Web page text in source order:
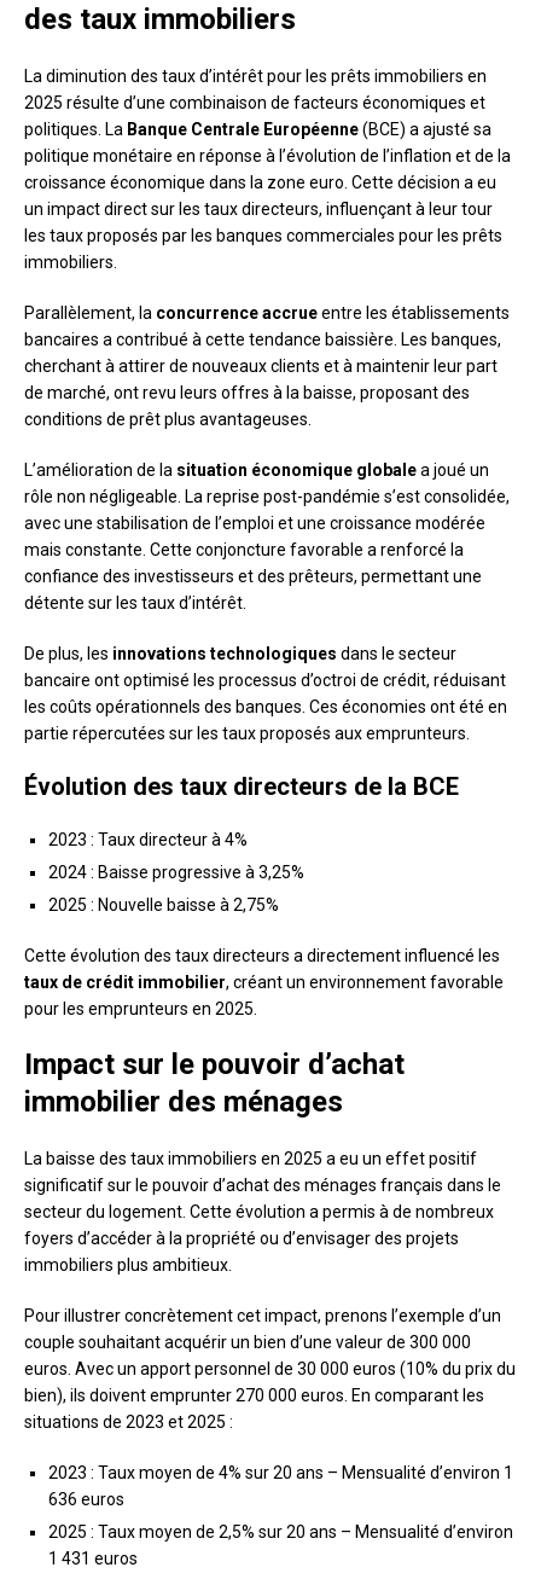
des taux immobiliers
La diminution des taux d’intérêt pour les prêts immobiliers en
2025 résulte d’une combinaison de facteurs économiques et
politiques. La Banque Centrale Européenne(BCE) a ajusté sa
politique monétaire en réponse à l’évolution de l’inflation et de la
croissance économique dans la zone euro. Cette décision a eu
un impact direct sur les taux directeurs, influençant à leur tour
les taux proposés par les banques commerciales pour les prêts
immobiliers.
Parallèlement, la concurrence accrueentre les établissements
bancaires a contribué à cette tendance baissière. Les banques,
cherchant à attirer de nouveaux clients et à maintenir leur part
de marché, ont revu leurs offres à la baisse, proposant des
conditions de prêt plus avantageuses.
L’amélioration de la situation économique globalea joué un
rôle non négligeable. La reprise post-pandémie s’est consolidée,
avec une stabilisation de l’emploi et une croissance modérée
mais constante. Cette conjoncture favorable a renforcé la
confiance des investisseurs et des prêteurs, permettant une
détente sur les taux d’intérêt.
De plus, les innovations technologiques dans le secteur
bancaire ont optimisé les processus d’octroi de crédit, réduisant
les coûts opérationnels des banques. Ces économies ont été en
partie répercutées sur les taux proposés aux emprunteurs.
Évolution des taux directeurs de la BCE
2023 : Taux directeur à 4%
2024 : Baisse progressive à 3,25%
2025 : Nouvelle baisse à 2,75%
Cette évolution des taux directeurs a directement influencé les
taux de crédit immobilier, créant un environnement favorable
pour les emprunteurs en 2025.
Impact sur le pouvoir d’achat
immobilier des ménages
La baisse des taux immobiliers en 2025 a eu un effet positif
significatif sur le pouvoir d’achat des ménages français dans le
secteur du logement. Cette évolution a permis à de nombreux
foyers d’accéder à la propriété ou d’envisager des projets
immobiliers plus ambitieux.
Pour illustrer concrètement cet impact, prenons l’exemple d’un
couple souhaitant acquérir un bien d’une valeur de 300 000
euros. Avec un apport personnel de 30 000 euros (10% du prix du
bien), ils doivent emprunter 270 000 euros. En comparant les
situations de 2023 et 2025 :
2023 : Taux moyen de 4% sur 20 ans – Mensualité d’environ 1
636 euros
2025 : Taux moyen de 2,5% sur 20 ans – Mensualité d’environ
1 431 euros